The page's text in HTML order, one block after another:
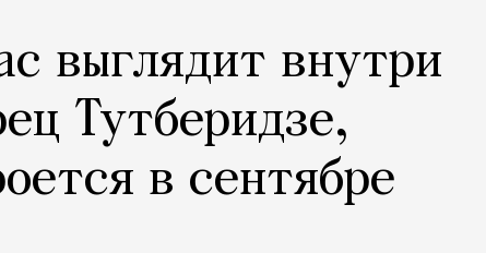
выглядит внутри
Тутберидзе,
в сентябре